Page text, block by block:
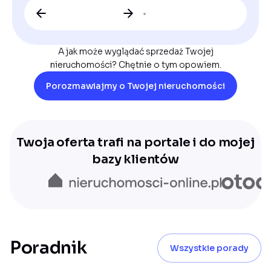
A jak może wyglądać sprzedaż Twojej
nieruchomości? Chętnie o tym opowiem.
Porozmawiajmy o Twojej nieruchomości
Twoja oferta trafi na portale i do mojej
bazy klientów
Poradnik Wszystkie porady